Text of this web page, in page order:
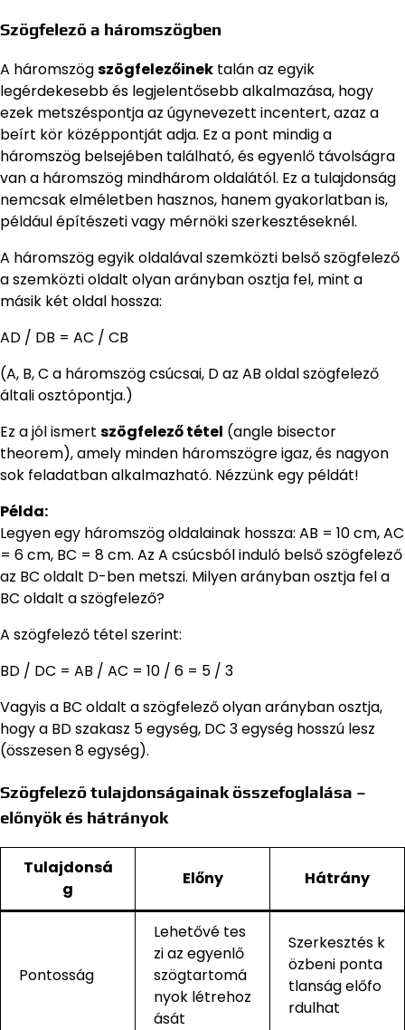
Szögfelező a háromszögben
A háromszögszögfelezőinek talán az egyik
legérdekesebb és legjelentősebb alkalmazása, hogy
ezek metszéspontja az úgynevezett incentert, azaz a
beírt kör középpontját adja. Ez a pont mindig a
háromszög belsejében található, és egyenlő távolságra
van a háromszög mindhárom oldalától. Ez a tulajdonság
nemcsak elméletben hasznos, hanem gyakorlatban is,
például építészeti vagy mérnöki szerkesztéseknél.
A háromszög egyik oldalával szemközti belső szögfelező
a szemközti oldalt olyan arányban osztja fel, mint a
másik két oldal hossza:
AD / DB = AC / CB
(A, B, C a háromszög csúcsai, D az AB oldal szögfelező
általi osztópontja.)
Ez a jól ismert szögfelező tétel (angle bisector
theorem), amely minden háromszögre igaz, és nagyon
sok feladatban alkalmazható. Nézzünk egy példát!
Példa:
Legyen egy háromszög oldalainak hossza: AB = 10 cm, AC
= 6 cm, BC = 8 cm. Az A csúcsból induló belső szögfelező
az BC oldalt D-ben metszi. Milyen arányban osztja fel a
BC oldalt a szögfelező?
A szögfelező tétel szerint:
BD / DC = AB / AC = 10 / 6 = 5 / 3
Vagyis a BC oldalt a szögfelező olyan arányban osztja,
hogy a BD szakasz 5 egység, DC 3 egység hosszú lesz
(összesen 8 egység).
Szögfelező tulajdonságainak összefoglalása –
előnyök és hátrányok
Tulajdonsá
g
Előny Hátrány
Pontosság
Lehetővé tes
zi az egyenlő
szögtartomá
nyok létrehoz
ását
Szerkesztés k
özbeni ponta
tlanság előfo
rdulhat